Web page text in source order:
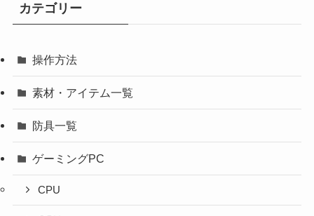
カテゴリー
操作方法
素材・アイテム一覧
防具一覧
ゲーミングPC
CPU